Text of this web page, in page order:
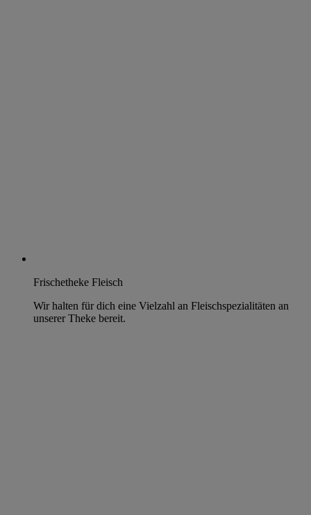
Frischetheke Fleisch
Wir halten für dich eine Vielzahl an Fleischspezialitäten an
unserer Theke bereit.